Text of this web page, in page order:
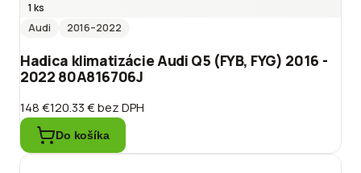
1 ks
Audi
2016–2022
Hadica klimatizácie Audi Q5 (FYB, FYG) 2016 -
2022 80A816706J
148 €120.33 €bez DPH
Do košíka